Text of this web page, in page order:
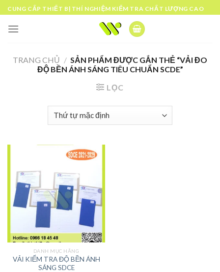
Skip
to
content
CUNG CẤP THIẾT BỊ THÍ NGHIỆM KIỂM TRA CHẤT LƯỢNG CAO
TRANG CHỦ / SẢN PHẨM ĐƯỢC GẮN THẺ “VẢI ĐO
ĐỘ BỀN ÁNH SÁNG TIÊU CHUẨN SCDE”
LỌC
DANH MỤC HÃNG
VẢI KIỂM TRA ĐỘ BỀN ÁNH
SÁNG SDCE